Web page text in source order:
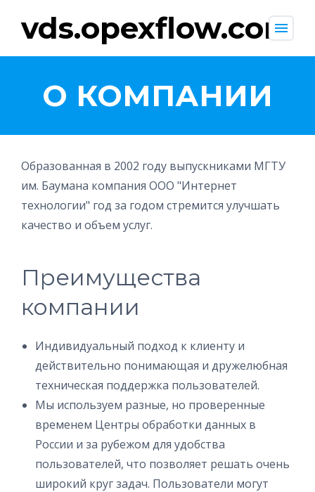
vds.opexflow.com
menu
О КОМПАНИИ
Образованная в 2002 году выпускниками МГТУ
им. Баумана компания ООО "Интернет
технологии" год за годом стремится улучшать
качество и объем услуг.
Преимущества
компании
Индивидуальный подход к клиенту и
действительно понимающая и дружелюбная
техническая поддержка пользователей.
Мы используем разные, но проверенные
временем Центры обработки данных в
России и за рубежом для удобства
пользователей, что позволяет решать очень
широкий круг задач. Пользователи могут